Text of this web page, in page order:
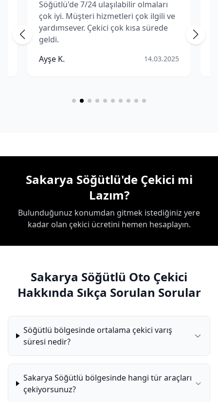
Söğütlü'de 7/24 ulaşılabilir olmaları
çok iyi. Müşteri hizmetleri çok ilgili ve
yardımsever. Çekici çok kısa sürede
geldi.
Ayşe K.
14.03.2025
Sakarya Söğütlü'de Çekici mi
Lazım?
Bulunduğunuz konumdan gitmek istediğiniz yere
kadar olan çekici ücretini hemen hesaplayın.
Sakarya Söğütlü Oto Çekici
Hakkında Sıkça Sorulan Sorular
Söğütlü bölgesinde ortalama çekici varış
süresi nedir?
Sakarya Söğütlü bölgesinde hangi tür araçları
çekiyorsunuz?